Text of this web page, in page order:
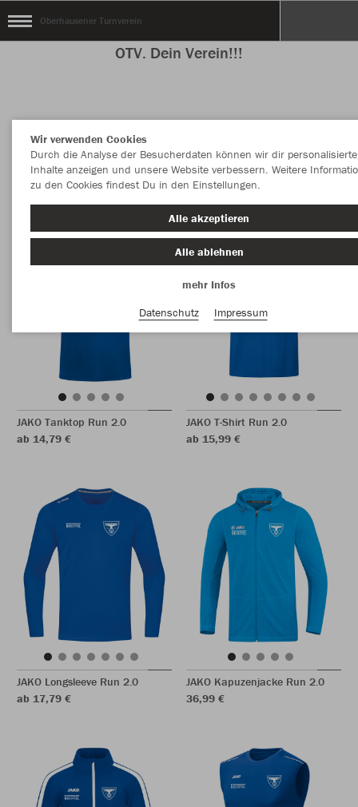
Oberhausener Turnverein
OTV. Dein Verein!!!
JAKO Tanktop Run 2.0
ab 14,79 €
JAKO T-Shirt Run 2.0
ab 15,99 €
JAKO Longsleeve Run 2.0
ab 17,79 €
JAKO Kapuzenjacke Run 2.0
36,99 €
Wir verwenden Cookies
Durch die Analyse der Besucherdaten können wir dir personalisierte
Inhalte anzeigen und unsere Website verbessern. Weitere
zu den Cookies findest Du in den Einstellungen.
Alle akzeptieren
Alle ablehnen
mehr Infos
Datenschutz
Impressum